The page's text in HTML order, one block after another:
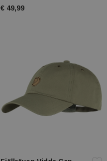
€ 49,99